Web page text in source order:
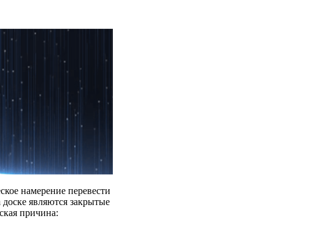
намерение перевести
являются закрытые
причина: